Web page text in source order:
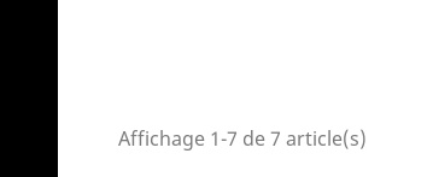
Affichage 1-7 de 7 article(s)